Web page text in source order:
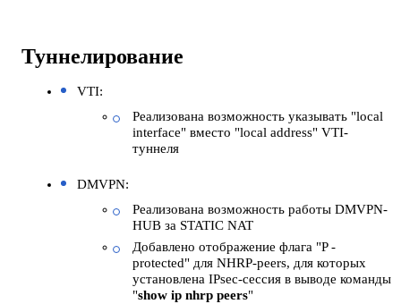
Туннелирование
VTI:
Реализована возможность указывать "local
interface" вместо "local address" VTI-
туннеля
DMVPN:
Реализована возможность работы DMVPN-
HUB за STATIC NAT
Добавлено отображение флага "P -
protected" для NHRP-peers, для которых
установлена IPsec-сессия в выводе команды
"show ip nhrp peers"